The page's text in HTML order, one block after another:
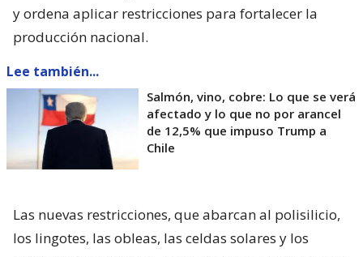
y ordena aplicar restricciones para fortalecer la
producción nacional.
Lee también...
Salmón, vino, cobre: Lo que se verá
afectado y lo que no por arancel
de 12,5% que impuso Trump a
Chile
Las nuevas restricciones, que abarcan al polisilicio,
los lingotes, las obleas, las celdas solares y los